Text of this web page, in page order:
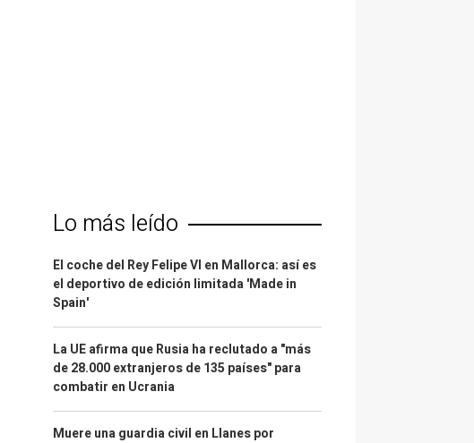
Lo más leído
El coche del Rey Felipe VI en Mallorca: así es
el deportivo de edición limitada 'Made in
Spain'
La UE afirma que Rusia ha reclutado a "más
de 28.000 extranjeros de 135 países" para
combatir en Ucrania
Muere una guardia civil en Llanes por